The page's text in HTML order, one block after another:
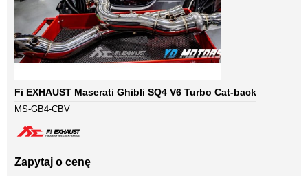
Fi EXHAUST Maserati Ghibli SQ4 V6 Turbo Cat-back
MS-GB4-CBV
Zapytaj o cenę